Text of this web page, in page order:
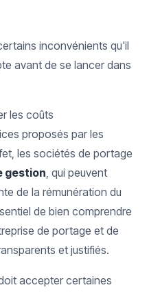
inconvénients qu'il
avant de se lancer dans
les coûts
proposés par les
les sociétés de portage
gestion, qui peuvent
de la rémunération du
de bien comprendre
de portage et de
et justifiés.
accepter certaines